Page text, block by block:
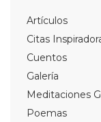
Artículos
Citas
Cuentos
Galería
Meditaciones
Poemas